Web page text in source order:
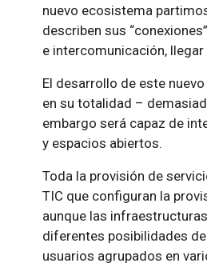
nuevo ecosistema
describen sus
e intercomunicación,
El desarrollo de este
en su totalidad –
embargo será capaz de
y espacios abiertos.
Toda la provisión de
TIC que configuran la
aunque las
diferentes posibilidades
usuarios agrupados en